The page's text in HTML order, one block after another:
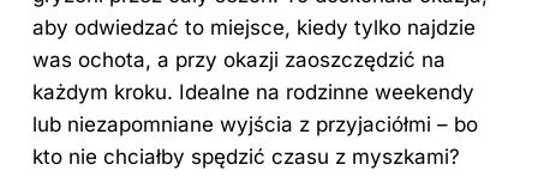
aby odwiedzać to miejsce, kiedy tylko najdzie
was ochota, a przy okazji zaoszczędzić na
każdym kroku. Idealne na rodzinne weekendy
lub niezapomniane wyjścia z przyjaciółmi – bo
kto nie chciałby spędzić czasu z myszkami?